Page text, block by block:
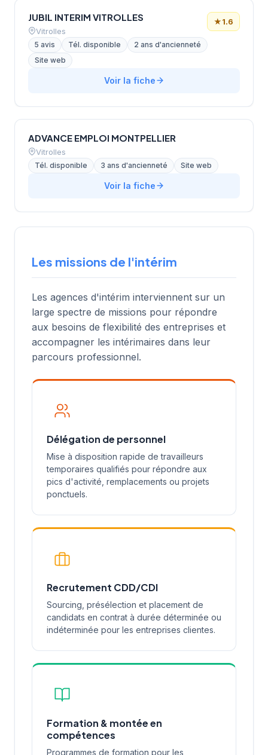
JUBIL INTERIM VITROLLES
Vitrolles
★1.6
5 avis Tél. disponible
2 ans d'ancienneté
Site web
Voir la fiche
ADVANCE EMPLOI MONTPELLIER
Vitrolles
Tél. disponible 3 ans d'ancienneté Site web
Voir la fiche
Les missions de l'intérim
Les agences d'intérim interviennent sur un
large spectre de missions pour répondre
aux besoins de flexibilité des entreprises et
accompagner les intérimaires dans leur
parcours professionnel.
Délégation de personnel
Mise à disposition rapide de travailleurs
temporaires qualifiés pour répondre aux
pics d'activité, remplacements ou projets
ponctuels.
Recrutement CDD/CDI
Sourcing, présélection et placement de
candidats en contrat à durée déterminée ou
indéterminée pour les entreprises clientes.
Formation & montée en
compétences
Programmes de formation pour les